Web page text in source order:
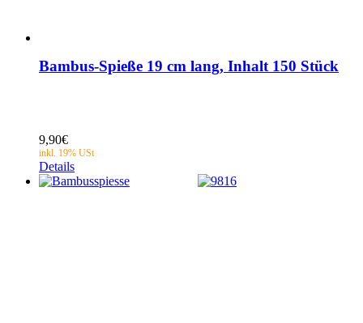
Bambus-Spieße 19 cm lang, Inhalt 150 Stück
9,90€
Details